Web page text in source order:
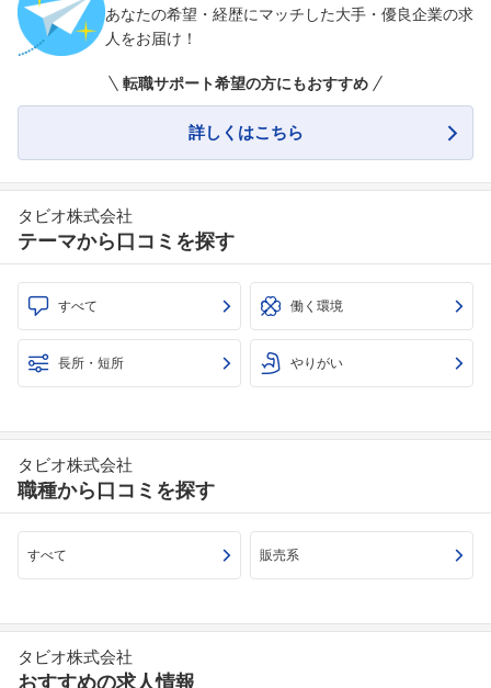
あなたの希望・経歴にマッチした大手・優良企業の求
人をお届け！
転職サポート希望の方にもおすすめ
詳しくはこちら
タビオ株式会社
テーマから口コミを探す
すべて 働く環境
長所・短所 やりがい
タビオ株式会社
職種から口コミを探す
すべて 販売系
タビオ株式会社
おすすめの求人情報